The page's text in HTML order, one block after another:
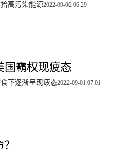
高污染能源2022-09-02 06:29
国霸权现疲态
下逐渐呈现疲态2022-09-01 07:01